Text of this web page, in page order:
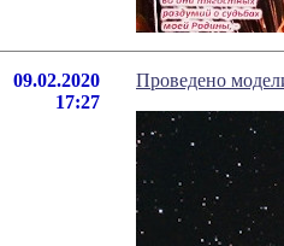
09.02.2020
17:27
Проведено